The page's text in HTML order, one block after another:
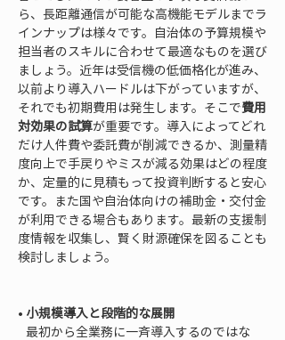
ら、長距離通信が可能な高機能モデルまでラ
インナップは様々です。自治体の予算規模や
担当者のスキルに合わせて最適なものを選び
ましょう。近年は受信機の低価格化が進み、
以前より導入ハードルは下がっていますが、
それでも初期費用は発生します。そこで費用
対効果の試算が重要です。導入によってどれ
だけ人件費や委託費が削減できるか、測量精
度向上で手戻りやミスが減る効果はどの程度
か、定量的に見積もって投資判断すると安心
です。また国や自治体向けの補助金・交付金
が利用できる場合もあります。最新の支援制
度情報を収集し、賢く財源確保を図ることも
検討しましょう。
• 小規模導入と段階的な展開